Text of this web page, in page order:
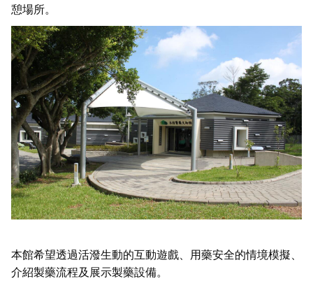
憩場所。
本館希望透過活潑生動的互動遊戲、用藥安全的情境模擬、
介紹製藥流程及展示製藥設備。